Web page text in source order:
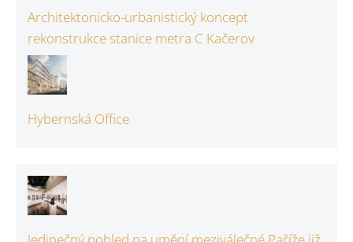
Architektonicko-urbanistický koncept
rekonstrukce stanice metra C Kačerov
Hybernská Office